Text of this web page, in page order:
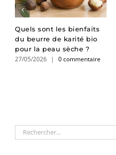
Quels sont les bienfaits
du beurre de karité bio
pour la peau sèche ?
27/05/2026 | 0 commentaire
Rechercher: